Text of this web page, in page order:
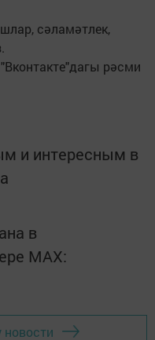
сәламәтлек,
рәсми
и интересным в
в
MАХ:
новости